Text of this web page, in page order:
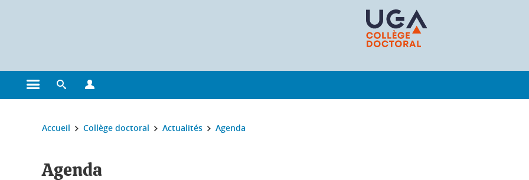
Ouvrir le menu principal
Ouvrir le moteur de recherche
Vous êtes ici :
Accueil Collège doctoral Actualités Agenda
Agenda